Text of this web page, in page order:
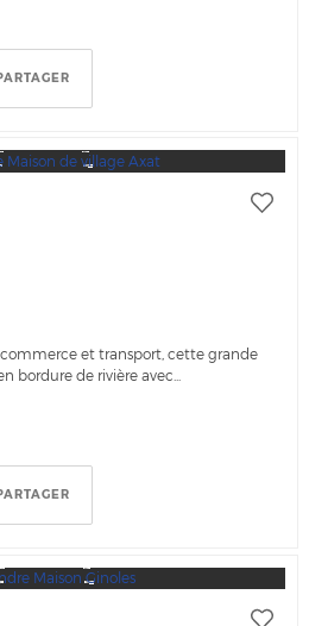
et transport, cette grande
bordure de rivière avec...